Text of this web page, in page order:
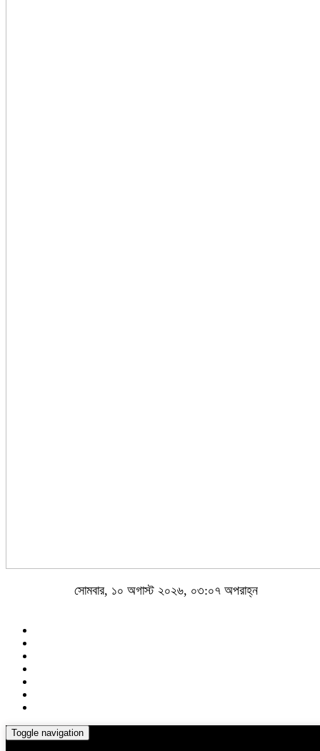
সোমবার, ১০ অগাস্ট ২০২৬, ০৩:০৭ অপরাহ্ন
Toggle navigation